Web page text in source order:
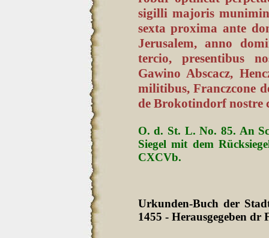
sigilli majoris
sexta proxima ante
Jerusalem, anno
tercio, presentibus
Gawino Abscacz,
militibus, Franczcone
de Brokotindorf nostre
O. d. St. L. No. 85. An
Siegel mit dem
CXCVb.
Urkunden-Buch der
1455 - Herausgegeben